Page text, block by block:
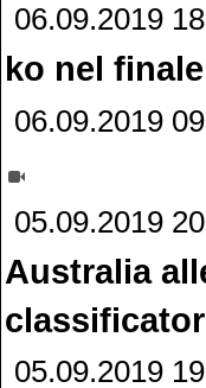
06.09.2019
ko nel
06.09.2019
05.09.2019
Australia
05.09.2019